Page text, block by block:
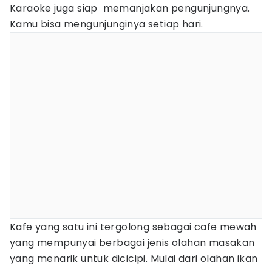
Karaoke juga siap memanjakan pengunjungnya.
Kamu bisa mengunjunginya setiap hari.
Kafe yang satu ini tergolong sebagai cafe mewah
yang mempunyai berbagai jenis olahan masakan
yang menarik untuk dicicipi. Mulai dari olahan ikan